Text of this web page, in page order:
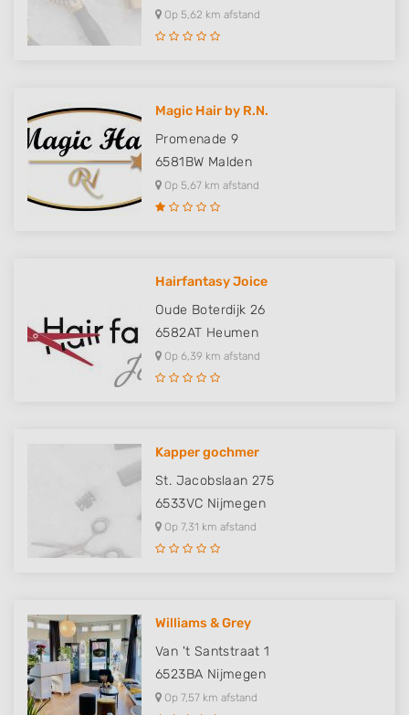
Op 5,62 km afstand
Magic Hair by R.N.
Promenade 9
6581BW Malden
Op 5,67 km afstand
Hairfantasy Joice
Oude Boterdijk 26
6582AT Heumen
Op 6,39 km afstand
Kapper gochmer
St. Jacobslaan 275
6533VC Nijmegen
Op 7,31 km afstand
Williams & Grey
Van 't Santstraat 1
6523BA Nijmegen
Op 7,57 km afstand